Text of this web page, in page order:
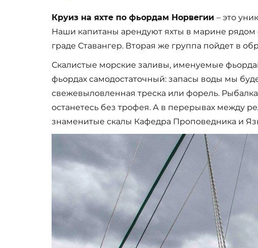
Круиз на яхте по фьордам Норвегии – это
Наши капитаны арендуют яхты в марине
граде Ставангер. Вторая же группа пойдет в
Скалистые морские заливы, именуемые
фьордах самодостаточный: запасы воды мы
свежевыловленная треска или форель.
останетесь без трофея. А в перерывах между
знаменитые скалы Кафедра Проповедника и